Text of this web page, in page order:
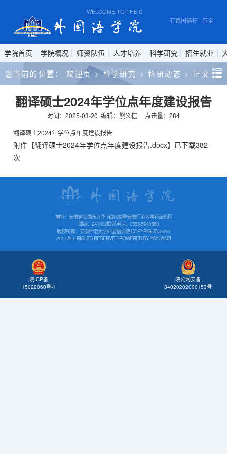
WELCOME TO THE SCHOOL OF FOREIGN
有家国情怀 有全球视
学院首页 学院概况 师资队伍 人才培养 科学研究 招生就业
您当前的位置： 欢迎页 > 科学研究 > 科研动态 > 正文
翻译硕士2024年学位点年度建设报告
时间：2025-03-20 编辑：熊义信 点击量： 284
翻译硕士2024年学位点年度建设报告
附件【翻译硕士2024年学位点年度建设报告.docx】已下载382
次
地址：安徽省芜湖市九华南路189号安徽师范大学花津校区
邮编：241002联系电话：0553-5910580
版权所有：安徽师范大学外国语学院 COPYRIGHT©2016-
2017 ALL RIGHTS RESERVED POWERED BYYAYUANZI
皖ICP备
15022060号-1
皖公网安备
34020202000153号